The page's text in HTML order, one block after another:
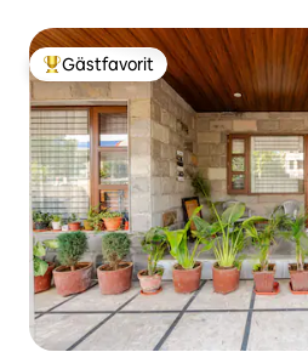
Populär gästfavorit
Gästfavorit